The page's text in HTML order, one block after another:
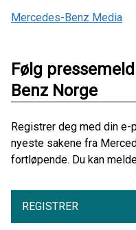
Mercedes-Benz Media
Følg
Benz Norge
Registrer deg med din
nyeste sakene fra
fortløpende. Du kan
REGISTRER